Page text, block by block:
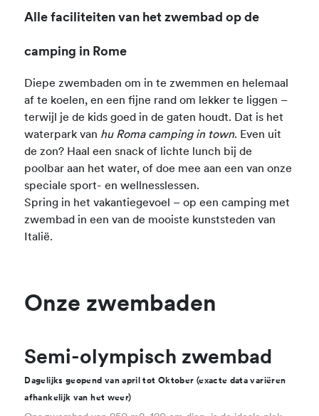
Alle faciliteiten van het zwembad op de
camping in Rome
Diepe zwembaden om in te zwemmen en helemaal
af te koelen, en een fijne rand om lekker te liggen –
terwijl je de kids goed in de gaten houdt. Dat is het
waterpark van hu Roma camping in town. Even uit
de zon? Haal een snack of lichte lunch bij de
poolbar aan het water, of doe mee aan een van onze
speciale sport- en wellnesslessen.
Spring in het vakantiegevoel – op een camping met
zwembad in een van de mooiste kunststeden van
Italië.
Onze zwembaden
Semi-olympisch zwembad
Dagelijks geopend van april tot Oktober (exacte data variëren
afhankelijk van het weer)